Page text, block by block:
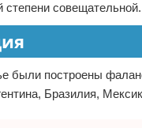
совещательной.
были построены
Бразилия,